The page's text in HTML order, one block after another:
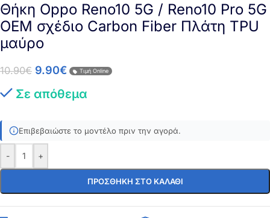
Θήκη Oppo Reno10 5G / Reno10 Pro 5G
OEM σχέδιο Carbon Fiber Πλάτη TPU
μαύρο
10.90€ 9.90€ Τιμή Online
Σε απόθεμα
Επιβεβαιώστε το μοντέλο πριν την αγορά.
- +
ΠΡΟΣΘΉΚΗ ΣΤΟ ΚΑΛΆΘΙ